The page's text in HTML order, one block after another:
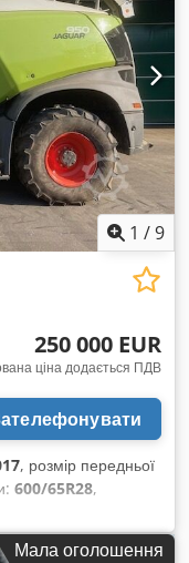
1 /9
250 000 EUR
ціна додається ПДВ
, розмір передньої
600/65R28,
Мала оголошення